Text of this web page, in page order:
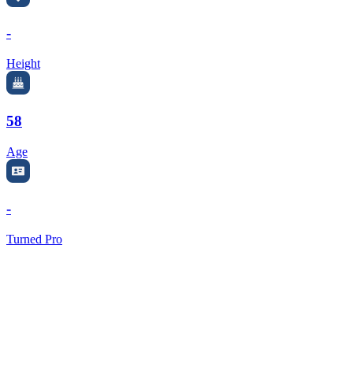
-
Height
58
Age
-
Turned Pro